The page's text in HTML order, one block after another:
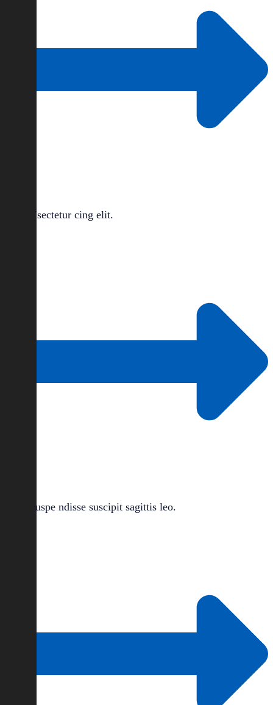
Nsectetur cing elit.
Suspe ndisse suscipit sagittis leo.